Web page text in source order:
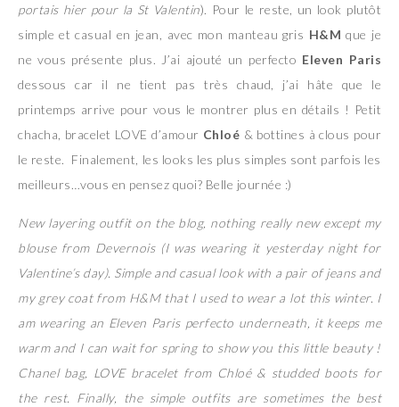
portais hier pour la St Valentin). Pour le reste, un look plutôt
simple et casual en jean, avec mon manteau gris H&Mque je
ne vous présente plus. J’ai ajouté un perfecto Eleven Paris
dessous car il ne tient pas très chaud, j’ai hâte que le
printemps arrive pour vous le montrer plus en détails ! Petit
chacha, bracelet LOVE d’amour Chloé & bottines à clous pour
le reste. Finalement, les looks les plus simples sont parfois les
meilleurs…vous en pensez quoi? Belle journée :)
New layering outfit on the blog, nothing really new except my
blouse from Devernois (I was wearing it yesterday night for
Valentine’s day). Simple and casual look with a pair of jeans and
my grey coat from H&M that I used to wear a lot this winter. I
am wearing an Eleven Paris perfecto underneath, it keeps me
warm and I can wait for spring to show you this little beauty !
Chanel bag, LOVE bracelet from Chloé & studded boots for
the rest. Finally, the simple outfits are sometimes the best